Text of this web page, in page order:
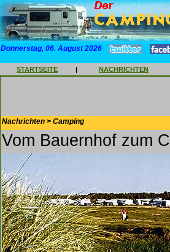
Donnerstag, 06. August 2026
STARTSEITE | NACHRICHTEN
Nachrichten > Camping
Vom Bauernhof zum